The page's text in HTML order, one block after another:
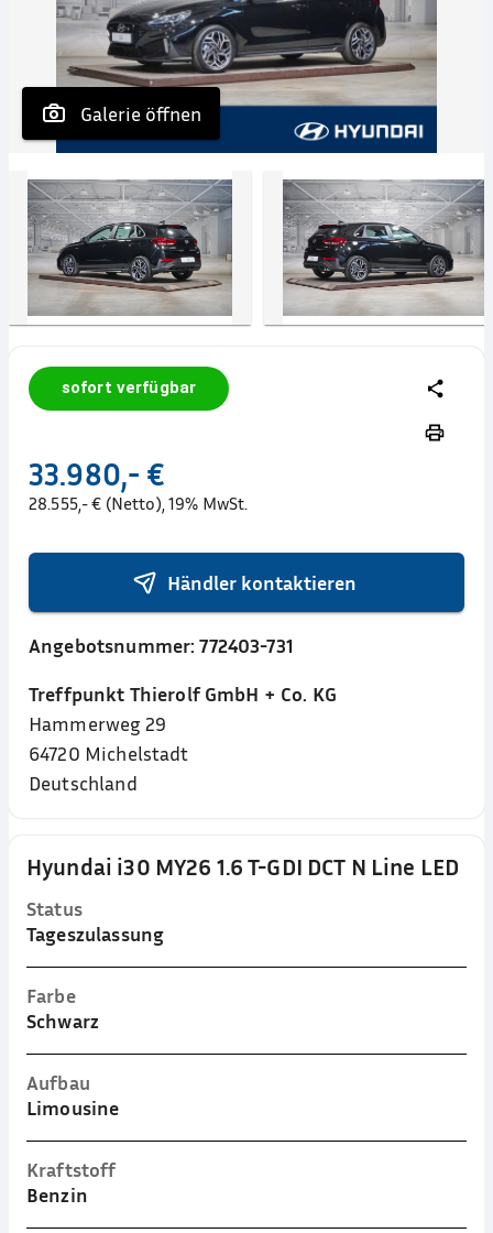
Galerie öffnen
Hyundai i30 MY26 1.6 T-GDI DCT N Line LED
Status
Tageszulassung
Farbe
Schwarz
Aufbau
Limousine
Kraftstoff
Benzin
sofort verfügbar
33.980,- €
28.555,- € (Netto), 19% MwSt.
Händler kontaktieren
Angebotsnummer:772403-731
Treffpunkt Thierolf GmbH + Co. KG
Hammerweg 29
64720 Michelstadt
Deutschland